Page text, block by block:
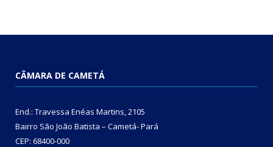
CÂMARA DE CAMETÁ
End.: Travessa Enéas Martins, 2105
Bairro São João Batista – Cametá- Pará
CEP: 68400-000